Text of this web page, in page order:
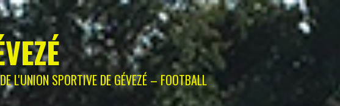
L'UNION SPORTIVE DE GÉVEZÉ – FOOTBALL